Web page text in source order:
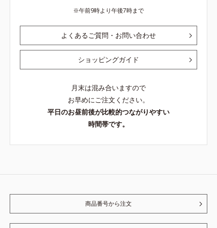
午前9時より午後7時まで
よくあるご質問・お問い合わせ
ショッピングガイド
月末は混み合いますので
お早めにご注文ください。
平日のお昼前後が比較的つながりやすい
時間帯です。
商品番号から注文